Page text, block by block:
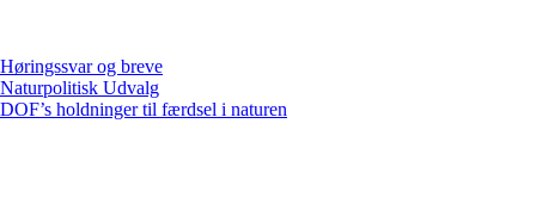
Høringssvar og breve
Naturpolitisk Udvalg
DOF’s holdninger til færdsel i naturen